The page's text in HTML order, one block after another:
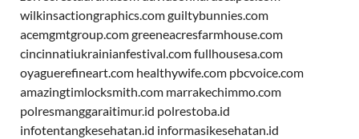
wilkinsactiongraphics.comguiltybunnies.com
acemgmtgroup.comgreeneacresfarmhouse.com
cincinnatiukrainianfestival.comfullhousesa.com
oyaguerefineart.com healthywife.com pbcvoice.com
amazingtimlocksmith.com marrakechimmo.com
polresmanggaraitimur.id polrestoba.id
infotentangkesehatan.id informasikesehatan.id